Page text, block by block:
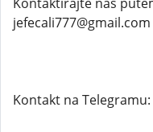
jefecali777@gmail.com
Kontakt na